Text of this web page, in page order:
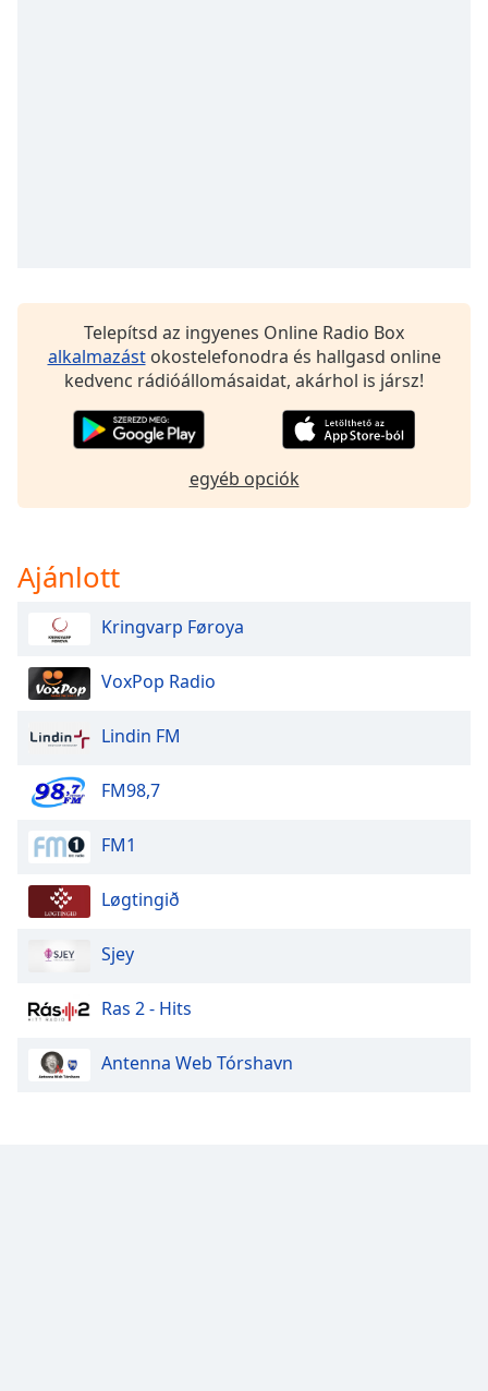
dialog
Escape
Color
Opacity
Text
Color
Opacity
Area
Background
Opacity
Telepítsd az ingyenes Online Radio Box
alkalmazástokostelefonodra és hallgasd online
kedvenc rádióállomásaidat, akárhol is jársz!
egyéb opciók
Ajánlott
Kringvarp Føroya
VoxPop Radio
Lindin FM
FM98,7
FM1
Løgtingið
Sjey
Ras 2 - Hits
Antenna Web Tórshavn